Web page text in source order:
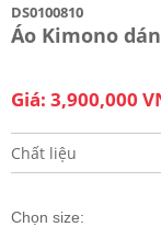
DS0100810
Áo Kimono
Giá: 3,900,000
Chất liệu
Chọn size: